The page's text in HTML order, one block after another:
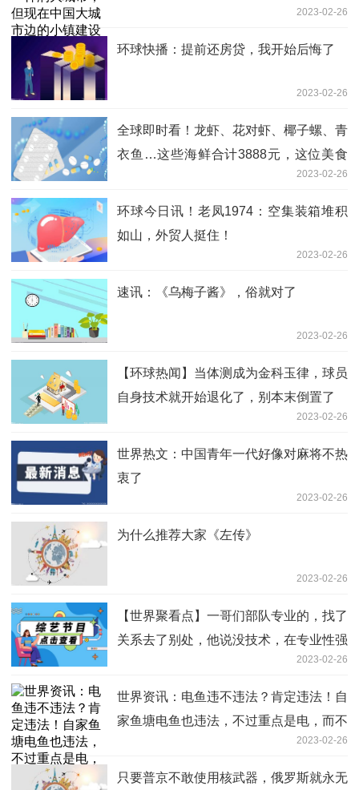
2023-02-26
环球快播：提前还房贷，我开始后悔了
2023-02-26
全球即时看！龙虾、花对虾、椰子螺、青
衣鱼…这些海鲜合计3888元，这位美食
2023-02-26
环球今日讯！老凤1974：空集装箱堆积
如山，外贸人挺住！
2023-02-26
速讯：《乌梅子酱》，俗就对了
2023-02-26
【环球热闻】当体测成为金科玉律，球员
自身技术就开始退化了，别本末倒置了
2023-02-26
世界热文：中国青年一代好像对麻将不热
衷了
2023-02-26
为什么推荐大家《左传》
2023-02-26
【世界聚看点】一哥们部队专业的，找了
关系去了别处，他说没技术，在专业性强
2023-02-26
世界资讯：电鱼违不违法？肯定违法！自
家鱼塘电鱼也违法，不过重点是电，而不
2023-02-26
只要普京不敢使用核武器，俄罗斯就永无